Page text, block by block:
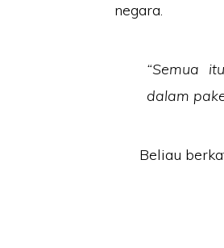
negara.
“Semua
dalam
Beliau